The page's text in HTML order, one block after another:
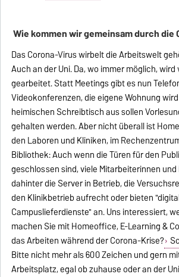
Wie kommen wir gemeinsam durch die
Das Corona-Virus wirbelt die Arbeitswelt
Auch an der Uni. Da, wo immer möglich,
gearbeitet. Statt Meetings gibt es nun
Videokonferenzen, die eigene Wohnung
heimischen Schreibtisch aus sollen
gehalten werden. Aber nicht überall ist
den Laboren und Kliniken, im
Bibliothek: Auch wenn die Türen für den
geschlossen sind, viele Mitarbeiterinnen
dahinter die Server in Betrieb, die
den Klinikbetrieb aufrecht oder bieten
Campuslieferdienste" an. Uns interessiert,
machen Sie mit Homeoffice, E-Learning &
das Arbeiten während der Corona-Krise?
Bitte nicht mehr als 600 Zeichen und gern
Arbeitsplatz, egal ob zuhause oder an der